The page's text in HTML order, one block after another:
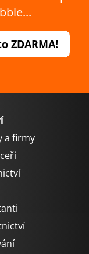
ZDARMA!
a firmy